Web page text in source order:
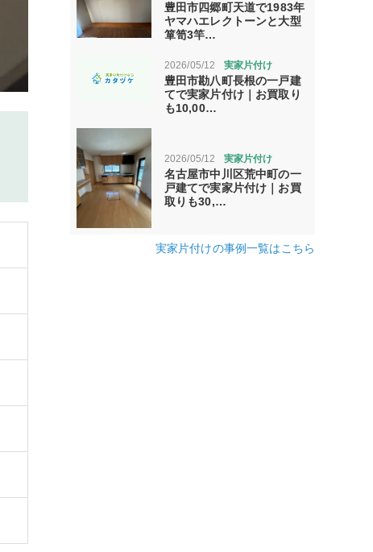
豊田市四郷町天道で1983年
ヤマハエレクトーンと大型
箪笥3竿…
2026/05/12 実家片付け
豊田市勘八町長根の一戸建
てで実家片付け｜お買取り
も10,00…
2026/05/12 実家片付け
名古屋市中川区荒中町の一
戸建てで実家片付け｜お買
取りも30,…
実家片付けの事例一覧はこちら